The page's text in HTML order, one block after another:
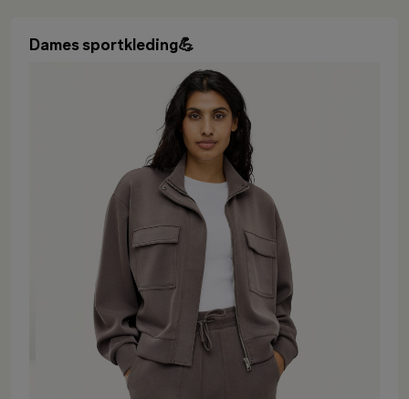
Dames sportkleding💪